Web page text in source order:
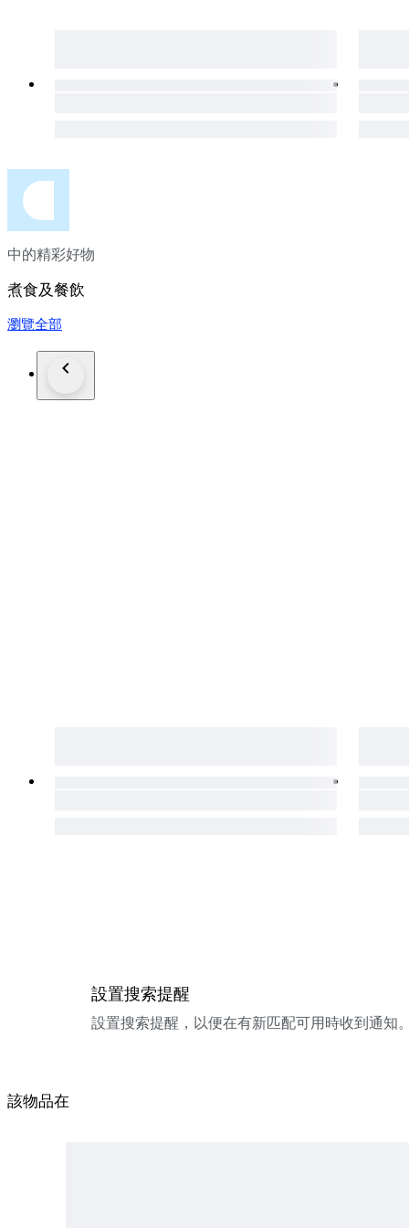
中的精彩好物
煮食及餐飲
瀏覽全部
設置搜索提醒
設置搜索提醒，以便在有新匹配可用時收到通知
該物品在